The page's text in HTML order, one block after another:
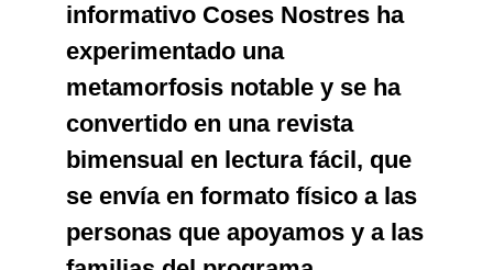
informativo Coses Nostres ha
experimentado una
metamorfosis notable y se ha
convertido en una revista
bimensual en lectura fácil, que
se envía en formato físico a las
personas que apoyamos y a las